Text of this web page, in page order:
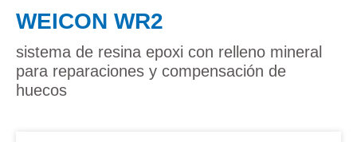
WEICON WR2
sistema de resina epoxi con relleno mineral
para reparaciones y compensación de
huecos